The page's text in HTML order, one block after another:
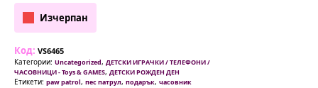
Изчерпан
Код: VS6465
Категории: Uncategorized, ДЕТСКИ ИГРАЧКИ / ТЕЛЕФОНИ /
ЧАСОВНИЦИ - Toys & GAMES, ДЕТСКИ РОЖДЕН ДЕН
Етикети: paw patrol, пес патрул, подарък, часовник